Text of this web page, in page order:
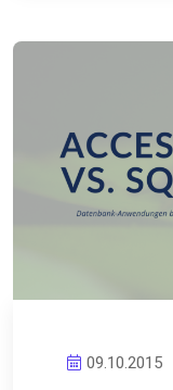
09.10.2015